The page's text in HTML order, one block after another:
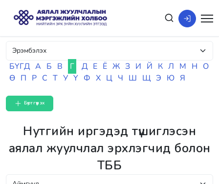
БҮГД А Б В Г Д Е Ё Ж З И Й К Л М Н О
Ө П Р С Т У Ү Ф Х Ц Ч Ш Щ Э Ю Я
Бүртгүүлэх
Нутгийн иргэдэд түшиглэсэн
аялал жуулчлал эрхлэгчид болон
ТББ